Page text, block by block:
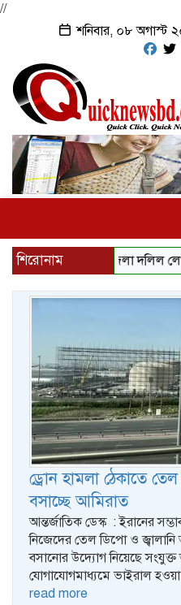
//
শনিবার, ০৮ অগাস্ট
শিরোনামজেলা দলিল লেখক
ড্রোন হামলা ঠেকাতে
বসাচ্ছে আমিরাত
আন্তর্জাতিক ডেস্ক : ইরানের
নিজেদের তেল ডিপো ও
বসানোর উদ্যোগ নিয়েছে
যোগাযোগমাধ্যমে ভাইরাল
read more